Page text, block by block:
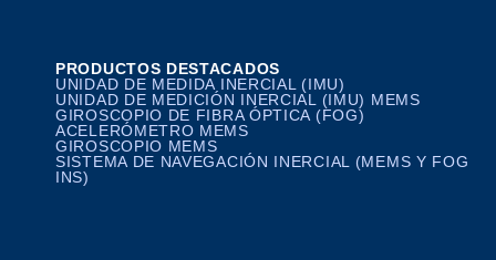
PRODUCTOS DESTACADOS
UNIDAD DE MEDIDA INERCIAL (IMU)
UNIDAD DE MEDICIÓN INERCIAL (IMU) MEMS
GIROSCOPIO DE FIBRA ÓPTICA (FOG)
ACELERÓMETRO MEMS
GIROSCOPIO MEMS
SISTEMA DE NAVEGACIÓN INERCIAL (MEMS Y FOG
INS)